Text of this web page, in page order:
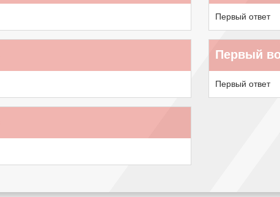
Первый ответ
Первый
Первый ответ